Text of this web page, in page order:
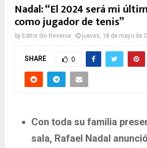
Nadal: “El 2024 será mi
como jugador de tenis”
by Editor Sin Reserva jueves, 18 de mayo de
SHARE 0
Con toda su familia
sala, Rafael Nadal